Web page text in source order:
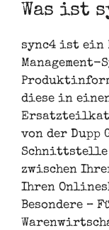
Was ist
sync4 ist ein
Management-
diese in
von der Dupp
Schnittstelle
zwischen
Ihren
Besondere –